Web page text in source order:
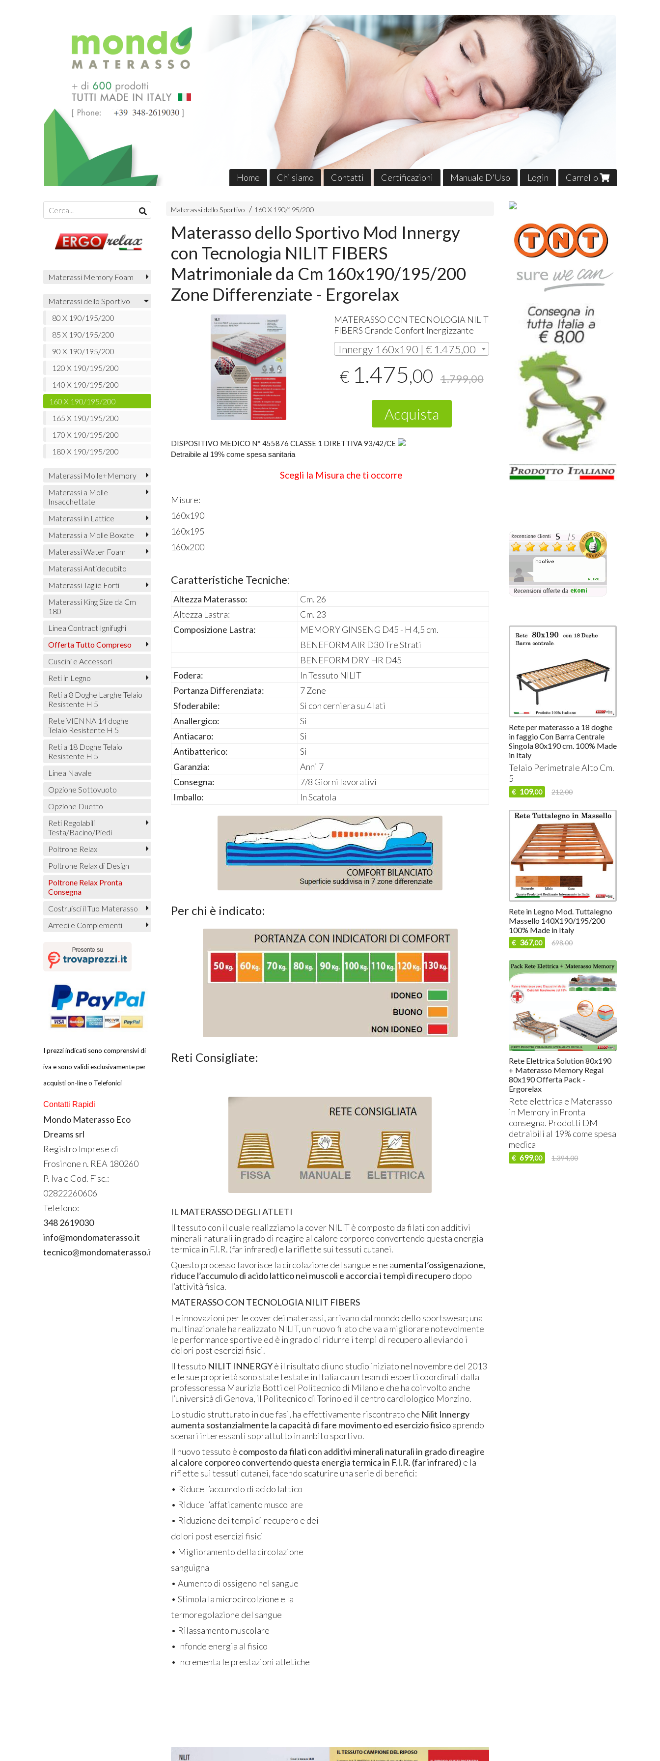
Home Chi siamo Contatti Certificazioni Manuale D'Uso Login Carrello
Materassi dello Sportivo 160 X 190/195/200
Materasso dello Sportivo Mod Innergy
con Tecnologia NILIT FIBERS
Matrimoniale da Cm 160x190/195/200
Zone Differenziate - Ergorelax
MATERASSO CON TECNOLOGIA NILIT
FIBERS Grande Confort Inergizzante
Innergy 160x190 | € 1.475,00
€ 1.475,00 1.799,00
Acquista
DISPOSITIVO MEDICO N° 455876 CLASSE1 DIRETTIVA93/42/CE
Detraibile al 19% come spesa sanitaria
Scegli la Misura che ti occorre
Misure:
160x190
160x195
160x200
Caratteristiche Tecniche:
Altezza Materasso:
Cm. 26
Altezza Lastra:
Cm. 23
Composizione Lastra:
MEMORY GINSENG D45 - H 4,5 cm.
BENEFORM AIR D30Tre Strati
BENEFORM DRY HR D45
Fodera:
In Tessuto NILIT
Portanza Differenziata:
7 Zone
Sfoderabile:
Si con cerniera su 4 lati
Anallergico:
Si
Antiacaro:
Si
Antibatterico:
Si
Garanzia:
Anni 7
Consegna:
7/8 Giorni lavorativi
Imballo:
In Scatola
Per chi è indicato:
Reti Consigliate:
IL MATERASSO DEGLI ATLETI
Il tessuto con il quale realizziamo la cover NILIT è composto da filati con additivi
minerali naturali in grado di reagire al calore corporeo convertendo questa energia
termica in F.I.R. (far infrared) e la riflette sui tessuti cutanei.
Questo processo favorisce la circolazione del sangue e ne aumenta l’ossigenazione,
riduce l’accumulo di acido lattico nei muscoli e accorcia i tempi di recuperodopo
l’attività fisica.
MATERASSO CON TECNOLOGIA NILIT FIBERS
Le innovazioni per le cover dei materassi, arrivano dal mondo dello sportswear; una
multinazionale ha realizzato NILIT, un nuovo filato che va a migliorare notevolmente
le performance sportive ed è in grado di ridurre i tempi di recupero alleviando i
dolori post esercizi fisici.
Il tessuto NILIT INNERGYè il risultato di uno studio iniziato nel novembre del 2013
e le sue proprietà sono state testate in Italia da un team di esperti coordinati dalla
professoressa Maurizia Botti del Politecnico di Milano e che ha coinvolto anche
l’università di Genova, il Politecnico di Torino ed il centro cardiologico Monzino.
Lo studio strutturato in due fasi, ha effettivamente riscontrato che Nilit Innergy
aumenta sostanzialmente la capacità di fare movimento ed esercizio fisicoaprendo
scenari interessanti soprattutto in ambito sportivo.
Il nuovo tessuto è composto da filati con additivi minerali naturali in grado di reagire
al calore corporeo convertendo questa energia termica in F.I.R. (far infrared) e la
riflette sui tessuti cutanei, facendo scaturire una serie di benefici:
• Riduce l’accumolo di acido lattico
• Riduce l’affaticamento muscolare
• Riduzione dei tempi di recupero e dei
dolori post esercizi fisici
• Miglioramento della circolazione
sanguigna
• Aumento di ossigeno nel sangue
• Stimola la microcircolzione e la
termoregolazione del sangue
• Rilassamento muscolare
• Infonde energia al fisico
• Incrementa le prestazioni atletiche
Materassi Memory Foam
Materassi dello Sportivo
80 X 190/195/200
85 X 190/195/200
90 X 190/195/200
120 X 190/195/200
140 X 190/195/200
160 X 190/195/200
165 X 190/195/200
170 X 190/195/200
180 X 190/195/200
Materassi Molle+Memory
Materassi a Molle
Insacchettate
Materassi in Lattice
Materassi a Molle Boxate
Materassi Water Foam
Materassi Antidecubito
Materassi Taglie Forti
Materassi King Size da Cm
180
Linea Contract Ignifughi
Offerta Tutto Compreso
Cuscini e Accessori
Reti in Legno
Reti a 8 Doghe Larghe Telaio
Resistente H 5
Rete VIENNA 14 doghe
Telaio Resistente H 5
Reti a 18 Doghe Telaio
Resistente H 5
Linea Navale
Opzione Sottovuoto
Opzione Duetto
Reti Regolabili
Testa/Bacino/Piedi
Poltrone Relax
Poltrone Relax di Design
Poltrone Relax Pronta
Consegna
Costruisci il Tuo Materasso
Arredi e Complementi
I prezzi indicati sono comprensivi di
iva e sono validi esclusivamente per
acquisti on-line o Telefonici
Contatti Rapidi
Mondo Materasso Eco
Dreams srl
Registro Imprese di
Frosinone n. REA 180260
P. Iva e Cod. Fisc.:
02822260606
Telefono:
348 2619030
info@mondomaterasso.it
tecnico@mondomaterasso.it
Rete per materasso a 18 doghe
in faggio Con Barra Centrale
Singola 80x190 cm. 100% Made
in Italy
Telaio Perimetrale Alto Cm.
5
€ 109,00 212,00
Rete in Legno Mod. Tuttalegno
Massello 140X190/195/200
100% Made in Italy
€ 367,00 698,00
Rete Elettrica Solution 80x190
+ Materasso Memory Regal
80x190 Offerta Pack -
Ergorelax
Rete elettrica e Materasso
in Memory in Pronta
consegna. Prodotti DM
detraibili al 19% come spesa
medica
€ 699,00 1.394,00